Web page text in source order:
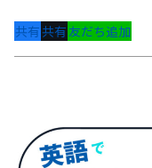
共有共有友だち追加